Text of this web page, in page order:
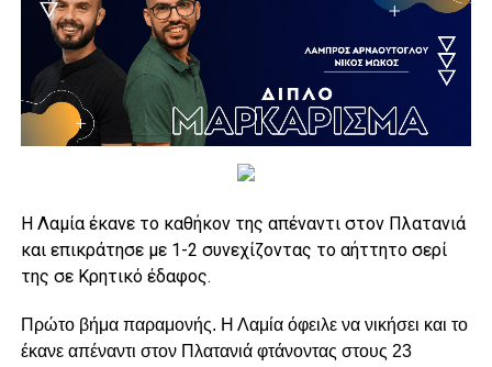
Η Λαμία έκανε το καθήκον της απέναντι στον Πλατανιά
και επικράτησε με 1-2 συνεχίζοντας το αήττητο σερί
της σε Κρητικό έδαφος.
Πρώτο βήμα παραμονής. Η Λαμία όφειλε να νικήσει και το
έκανε απέναντι στον Πλατανιά φτάνοντας στους 23